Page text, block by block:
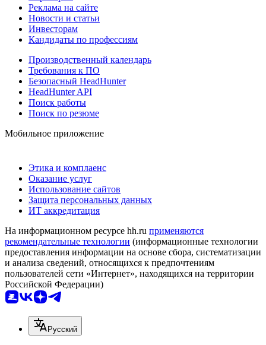
Реклама на сайте
Новости и статьи
Инвесторам
Кандидаты по профессиям
Производственный календарь
Требования к ПО
Безопасный HeadHunter
HeadHunter API
Поиск работы
Поиск по резюме
Мобильное приложение
Этика и комплаенс
Оказание услуг
Использование сайтов
Защита персональных данных
ИТ аккредитация
На информационном ресурсе hh.ru применяются
рекомендательные технологии (информационные технологии
предоставления информации на основе сбора, систематизации
и анализа сведений, относящихся к предпочтениям
пользователей сети «Интернет», находящихся на территории
Российской Федерации)
Русский